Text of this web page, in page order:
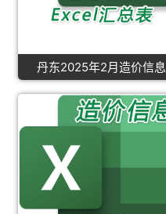
丹东2025年2月造价信息